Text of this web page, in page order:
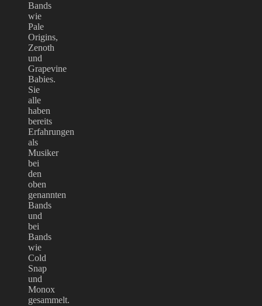
Bands
wie
Pale
Origins,
Zenoth
und
Grapevine
Babies.
Sie
alle
haben
bereits
Erfahrungen
als
Musiker
bei
den
oben
genannten
Bands
und
bei
Bands
wie
Cold
Snap
und
Monox
gesammelt.